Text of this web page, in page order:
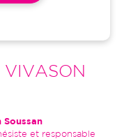
VIVASON
Soussan
et responsable